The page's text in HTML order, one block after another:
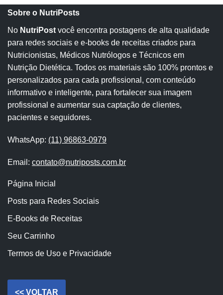
Sobre o NutriPosts
No NutriPost você encontra postagens de alta qualidade
para redes sociais e e-books de receitas criados para
Nutricionistas, Médicos Nutrólogos e Técnicos em
Nutrição Dietética. Todos os materiais são 100% prontos e
personalizados para cada profissional, com conteúdo
informativo e inteligente, para fortalecer sua imagem
profissional e aumentar sua captação de clientes,
pacientes e seguidores.
WhatsApp: (11) 96863-0979
Email: contato@nutriposts.com.br
Página Inicial
Posts para Redes Sociais
E-Books de Receitas
Seu Carrinho
Termos de Uso e Privacidade